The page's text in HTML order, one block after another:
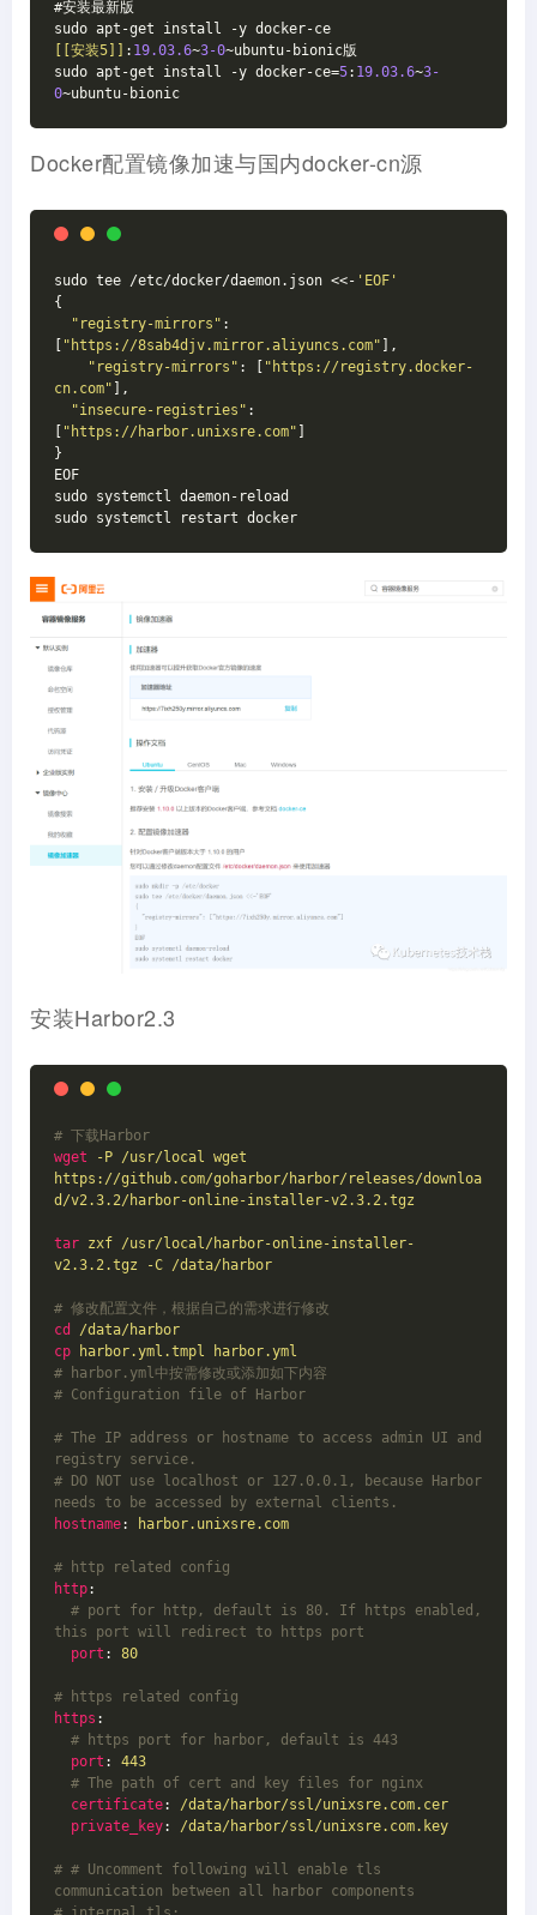
#安装最新版
[[安装5]] : 19.03.6~3-0~ubuntu-bionic版
sudo apt-get install -y docker-ce=5: 19.03.6~3-
0~ubuntu-bionic
Docker配置镜像加速与国内docker-cn源
sudo tee /etc/docker/daemon.json <<- 'EOF'
{
"registry-mirrors" :
[ "https://8sab4djv.mirror.aliyuncs.com" ],
"registry-mirrors" : [ "https://registry.docker-
cn.com" ],
"insecure-registries" :
[ "https://harbor.unixsre.com" ]
}
EOF
sudo systemctl daemon-reload
安装Harbor2.3
# 下载Harbor
wget
-P /usr/local wget
https://github.com/goharbor/harbor/releases/downloa
d/v2.3.2/harbor-online-installer-v2.3.2.tgz
tar zxf /usr/local/harbor-online-installer-
v2.3.2.tgz -C /data/harbor
# 修改配置文件，根据自己的需求进行修改
cd
/data/harbor
cp
harbor.yml.tmpl harbor.yml
# harbor.yml中按需修改或添加如下内容
# Configuration file of Harbor
# The IP address or hostname to access admin UI and
registry service.
# DO NOT use localhost or 127.0.0.1, because Harbor
needs to be accessed by external clients.
hostname: harbor.unixsre.com
# http related config
http:
this port will redirect to https port
port : 80
# https related config
https :
  # https port for harbor, default is 443
port : 443
  # The path of cert and key files for nginx
certificate: /data/harbor/ssl/unixsre.com.cer
private_key: /data/harbor/ssl/unixsre.com.key
# # Uncomment following will enable tls
communication between all harbor components